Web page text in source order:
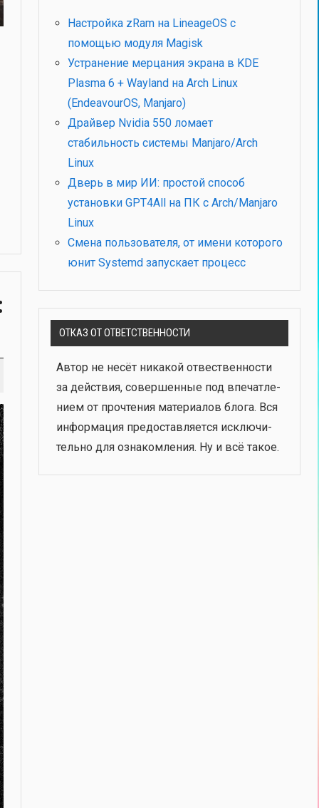
Настройка zRam на LineageOS с
помощью модуля Magisk
Устранение мерцания экрана в KDE
Plasma 6 + Wayland на Arch Linux
(EndeavourOS, Manjaro)
Драйвер Nvidia 550 ломает
стабильность системы Manjaro/Arch
Linux
Дверь в мир ИИ: простой способ
установки GPT4All на ПК с Arch/Manjaro
Linux
Смена пользователя, от имени которого
юнит Systemd запускает процесс
ОТКАЗ ОТ ОТВЕТСТВЕННОСТИ
Автор не несёт ника­кой отвест­вен­но­сти
за дей­ствия, совер­шен­ные под впе­чат­ле­
ни­ем от про­чте­ния мате­ри­а­лов бло­га. Вся
инфор­ма­ция предо­став­ля­ет­ся исклю­чи­
тель­но для озна­ком­ле­ния. Ну и всё такое.